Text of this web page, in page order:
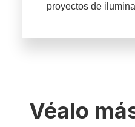
proyectos de
Véalo